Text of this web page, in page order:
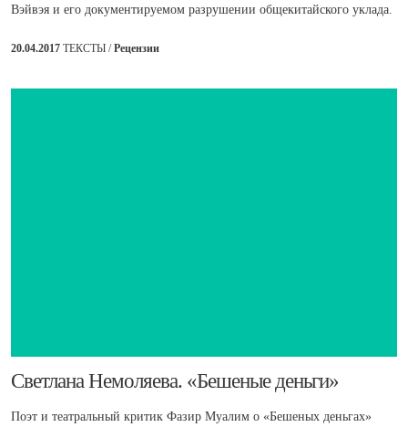
Вэйвэя и его документируемом разрушении общекитайского уклада.
20.04.2017 ТЕКСТЫ /Рецензии
​Светлана Немоляева. «Бешеные деньги»
Поэт и театральный критик Фазир Муалим о «Бешеных деньгах»